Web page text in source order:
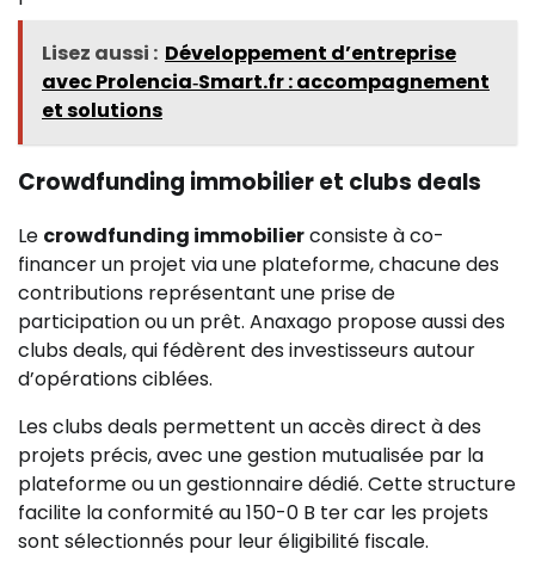
Lisez aussi : Développement d’entreprise
avec Prolencia‑Smart.fr : accompagnement
et solutions
Crowdfunding immobilier et clubs deals
Le crowdfunding immobilierconsiste à co-
financer un projet via une plateforme, chacune des
contributions représentant une prise de
participation ou un prêt. Anaxago propose aussi des
clubs deals, qui fédèrent des investisseurs autour
d’opérations ciblées.
Les clubs deals permettent un accès direct à des
projets précis, avec une gestion mutualisée par la
plateforme ou un gestionnaire dédié. Cette structure
facilite la conformité au 150-0 B ter car les projets
sont sélectionnés pour leur éligibilité fiscale.